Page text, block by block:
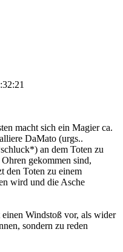
macht sich ein Magier ca.
DaMato (urgs..
an dem Toten zu
gekommen sind,
den Toten zu einem
wird und die Asche
Windstoß vor, als wider
sondern zu reden